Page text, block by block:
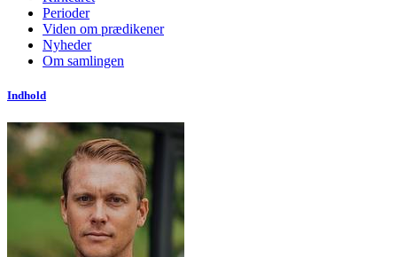
Perioder
Viden om prædikener
Nyheder
Om samlingen
Indhold